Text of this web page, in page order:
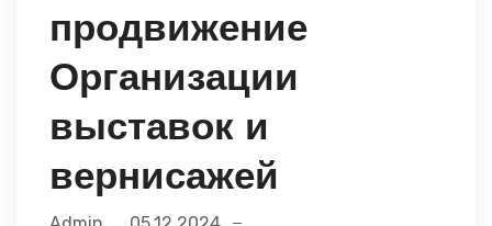
продвижение
Организации
выставок и
вернисажей